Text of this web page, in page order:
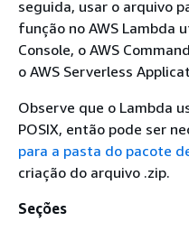
seguida, usar o arquivo
função no AWS Lambda
Console, o AWS
o AWS Serverless
Observe que o Lambda
POSIX, então pode ser
para a pasta do pacote
criação do arquivo .zip.
Seções